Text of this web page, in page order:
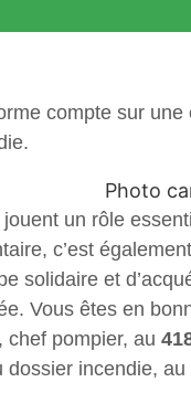
compte sur
un rôle
c’est
solidaire et
Vous êtes en
chef pompier, au
dossier incendie, au